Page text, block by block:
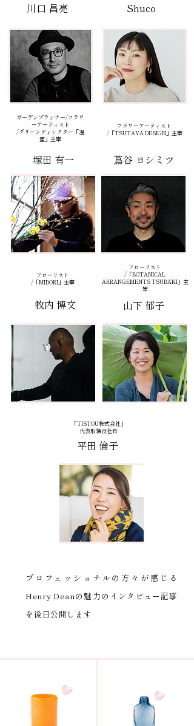
川口 昌亮
ガーデンプランナー/フラワ
ーアーティスト
/グリーンディレクター「温
室」主宰
塚田 有一
フローリスト
/「MIDORI」主宰
牧内 博文
Shuco
フラワーアーティスト
/「TSUTAYA DESIGN」主宰
蔦谷 ヨシミツ
フローリスト
/「BOTANICAL
ARRANGEMENTS TSUBAKI」主
宰
山下 郁子
「TISTOU株式会社」
代表取締役社長
平田 倫子
プロフェッショナルの方々が感じる
Henry Deanの魅力のインタビュー記事
を後日公開します